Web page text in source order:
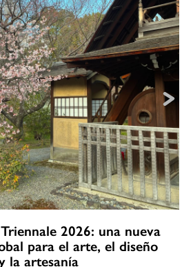
2026: una nueva
para el arte, el diseño
la artesanía